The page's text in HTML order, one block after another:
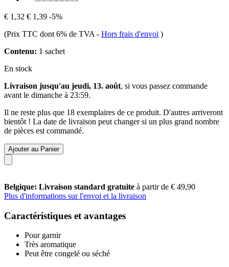
€ 1,32 € 1,39 -5%
(Prix TTC dont 6% de TVA - Hors frais d'envoi )
Contenu: 1 sachet
En stock
Livraison jusqu'au jeudi, 13. août, si vous passez commande
avant le dimanche à 23:59.
Il ne reste plus que 18 exemplaires de ce produit. D'autres arriveront
bientôt ! La date de livraison peut changer si un plus grand nombre
de pièces est commandé.
Ajouter au Panier
Belgique: Livraison standard gratuite à partir de € 49,90
Plus d'informations sur l'envoi et la livraison
Caractéristiques et avantages
Pour garnir
Très aromatique
Peut être congelé ou séché